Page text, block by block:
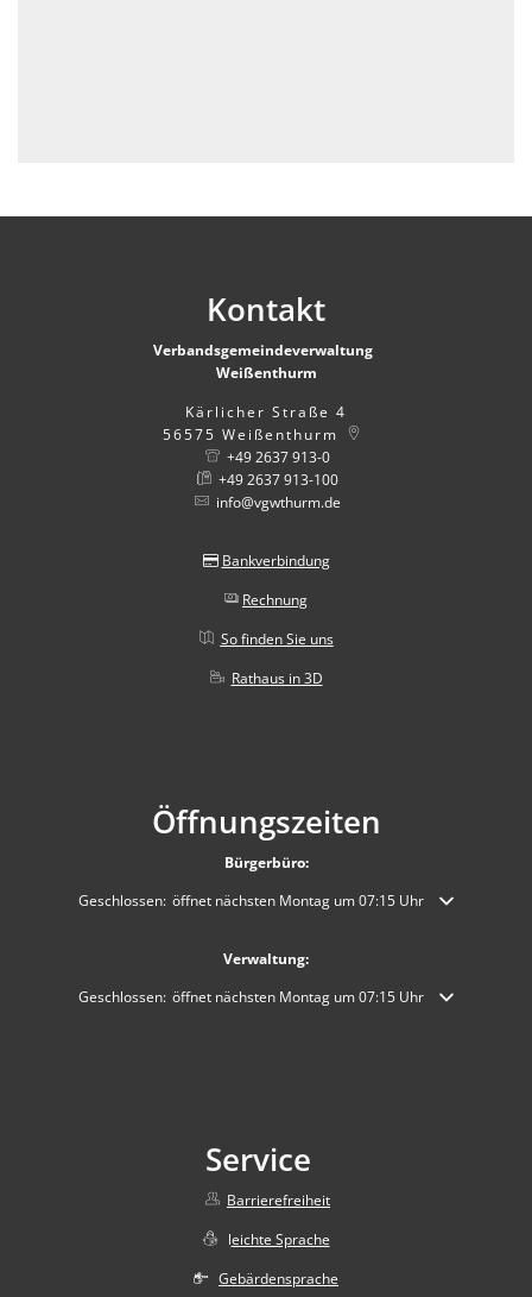
Kontakt
Verbandsgemeindeverwaltung
Weißenthurm
Kärlicher Straße 4
56575 Weißenthurm
+49 2637 913-0
+49 2637 913-100
info@vgwthurm.de
Bankverbindung
Rechnung
So finden Sie uns
Rathaus in 3D
Öffnungszeiten
Bürgerbüro:
Klicken, um weitere Öffnungs- oder Schließzeiten auszublenden
Geschlossen: öffnet nächsten Montag um 07:15 Uhr
Verwaltung:
Klicken, um weitere Öffnungs- oder Schließzeiten auszublenden
Geschlossen: öffnet nächsten Montag um 07:15 Uhr
Service
Barrierefreiheit
leichte Sprache
Gebärdensprache